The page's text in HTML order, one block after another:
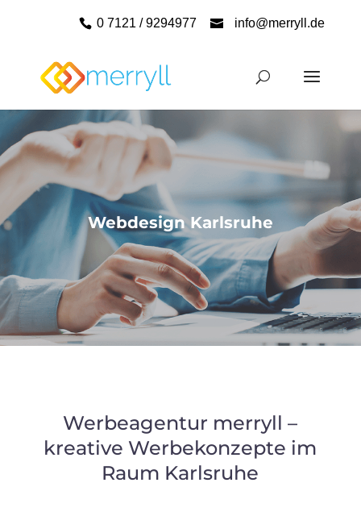
0 7121 / 9294977 info@merryll.de
Webdesign Karlsruhe
Werbeagentur merryll –
kreative Werbekonzepte im
Raum Karlsruhe